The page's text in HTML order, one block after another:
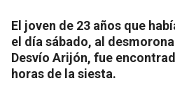
El joven de 23 años que
el día sábado, al
Desvío Arijón, fue
horas de la siesta.